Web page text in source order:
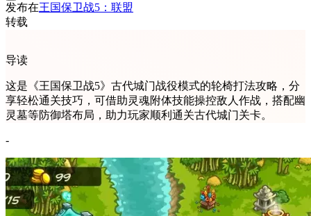
发布在王国保卫战5：联盟
转载
导读
这是《王国保卫战5》古代城门战役模式的轮椅打法攻略，分
享轻松通关技巧，可借助灵魂附体技能操控敌人作战，搭配幽
灵墓等防御塔布局，助力玩家顺利通关古代城门关卡。
-